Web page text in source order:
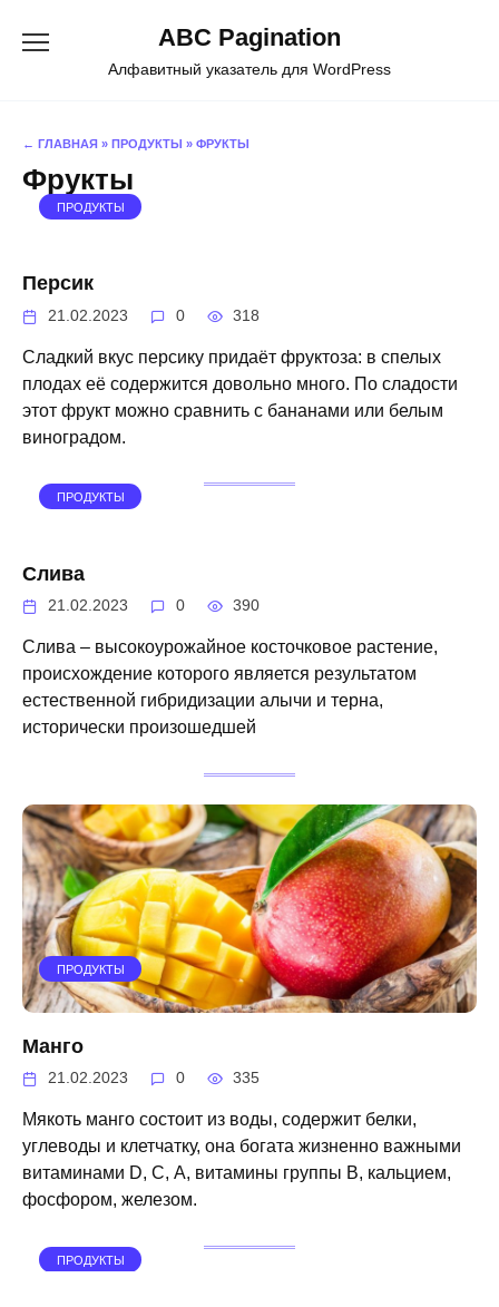
ABC Pagination
Алфавитный указатель для WordPress
← ГЛАВНАЯ » ПРОДУКТЫ » ФРУКТЫ
Фрукты
ПРОДУКТЫ
Персик
21.02.2023 0 318
Сладкий вкус персику придаёт фруктоза: в спелых
плодах её содержится довольно много. По сладости
этот фрукт можно сравнить с бананами или белым
виноградом.
ПРОДУКТЫ
Слива
21.02.2023 0 390
Слива – высокоурожайное косточковое растение,
происхождение которого является результатом
естественной гибридизации алычи и терна,
исторически произошедшей
ПРОДУКТЫ
Манго
21.02.2023 0 335
Мякоть манго состоит из воды, содержит белки,
углеводы и клетчатку, она богата жизненно важными
витаминами D, С, А, витамины группы В, кальцием,
фосфором, железом.
ПРОДУКТЫ